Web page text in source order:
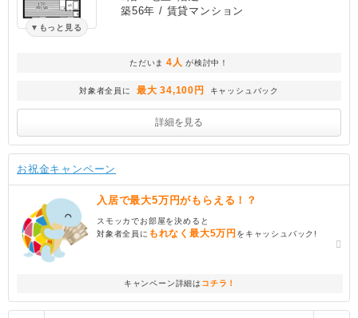
もっと見る
築56年 / 賃貸マンション
ただいま 4人 が検討中！
対象者全員に 最大 34,100円 キャッシュバック
詳細を見る
お祝金キャンペーン
入居で最大5万円がもらえる！？
スモッカでお部屋を決めると
対象者全員に もれなく最大5万円 をキャッシュバック!
キャンペーン詳細は コチラ！